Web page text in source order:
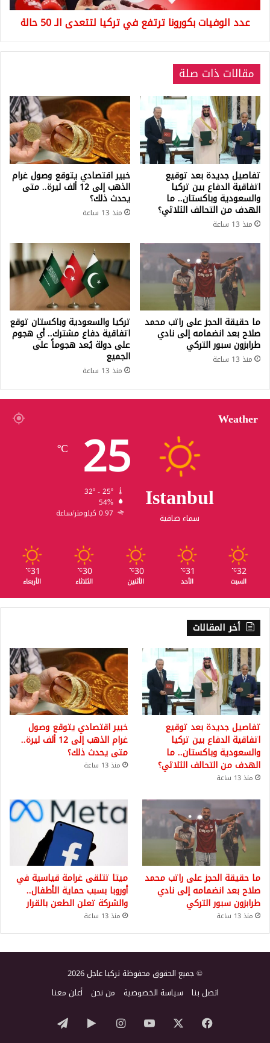
50
حالةعدد الوفيات بكورونا ترتفع في تركيا لتتعدى الـ 50 حالة
مقالات ذات صلة
تفاصيل جديدة بعد توقيع
اتفاقية الدفاع بين تركيا
والسعودية وباكستان.. ما
الهدف من التحالف الثلاثي؟
منذ 13 ساعة
خبير اقتصادي يتوقع وصول غرام
الذهب إلى 12 ألف ليرة.. متى
يحدث ذلك؟
منذ 13 ساعة
ما حقيقة الحجز على راتب محمد
صلاح بعد انضمامه إلى نادي
طرابزون سبور التركي
منذ 13 ساعة
تركيا والسعودية وباكستان توقع
اتفاقية دفاع مشترك.. أي هجوم
على دولة يُعد هجوماً على
الجميع
منذ 13 ساعة
Weather
Istanbul
سماء صافية
25
℃
54%
0.97 كيلومتر/ساعة
32
℃
السبت
31
℃
الأحد
30
℃
الأثنين
30
℃
الثلاثاء
31
℃
الأربعاء
أخر المقالات
تفاصيل جديدة بعد توقيع
اتفاقية الدفاع بين تركيا
والسعودية وباكستان.. ما
الهدف من التحالف الثلاثي؟
منذ 13 ساعة
خبير اقتصادي يتوقع وصول
غرام الذهب إلى 12 ألف ليرة..
متى يحدث ذلك؟
منذ 13 ساعة
ما حقيقة الحجز على راتب محمد
صلاح بعد انضمامه إلى نادي
طرابزون سبور التركي
منذ 13 ساعة
ميتا تتلقى غرامة قياسية في
أوروبا بسبب حماية الأطفال..
والشركة تعلن الطعن بالقرار
منذ 13 ساعة
© جميع الحقوق محفوظة تركيا عاجل 2026
اتصل بنا سياسة الخصوصية من نحن أعلن معنا
فيسبوك ‫YouTubeانستقرام‏Googleتيلقرام